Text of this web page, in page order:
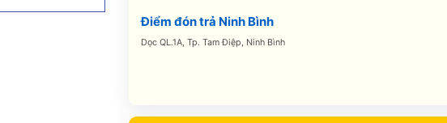
Điểm đón trả Ninh Bình
Dọc QL.1A, Tp. Tam Điệp, Ninh Bình